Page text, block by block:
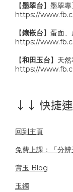
【墨翠台】墨翠專
https://
【鑲嵌台】蛋面
https://
【和田玉台】天然
https://
↓↓ 快捷
回到主頁
免費上課：「分
賞玉 Blog
玉鐲